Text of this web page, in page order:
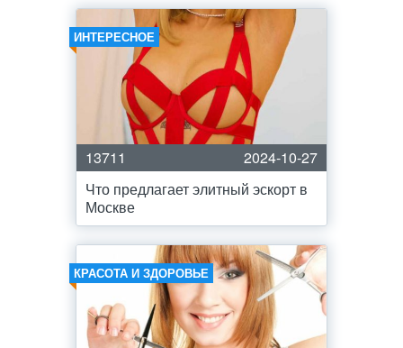
ИНТЕРЕСНОЕ
13711
2024-10-27
Что предлагает элитный эскорт в
Москве
КРАСОТА И ЗДОРОВЬЕ